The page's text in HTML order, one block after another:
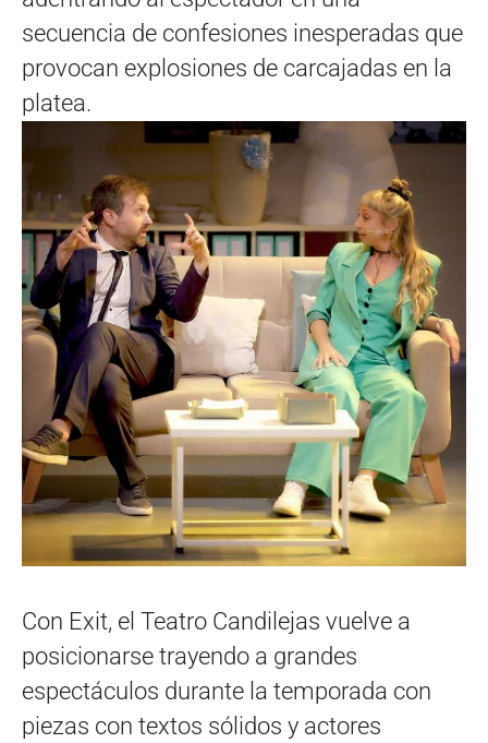
secuencia de confesiones inesperadas que
provocan explosiones de carcajadas en la
platea.
Con Exit, el Teatro Candilejas vuelve a
posicionarse trayendo a grandes
espectáculos durante la temporada con
piezas con textos sólidos y actores